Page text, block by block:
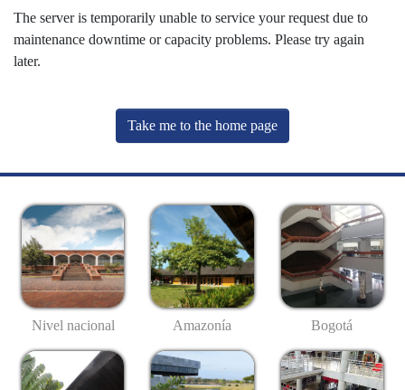
The server is temporarily unable to service your request due to
maintenance downtime or capacity problems. Please try again
later.
Take me to the home page
Nivel nacional Amazonía Bogotá